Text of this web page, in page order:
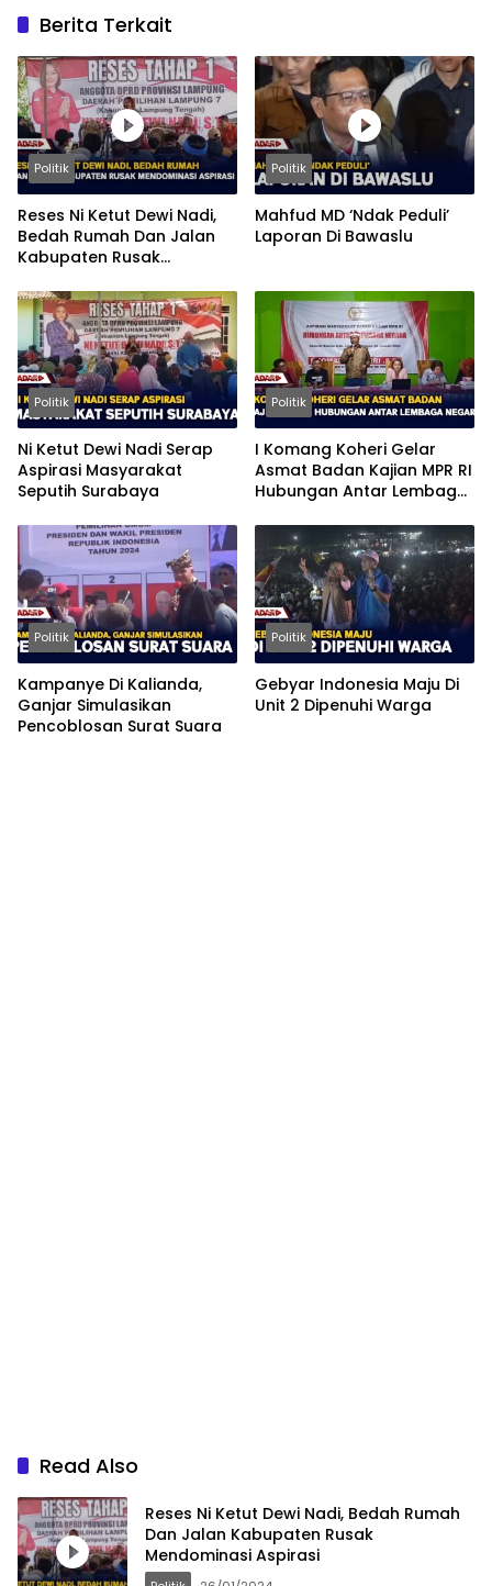
Berita Terkait
Politik
Reses Ni Ketut Dewi Nadi,
Bedah Rumah Dan Jalan
Kabupaten Rusak
Politik
Mahfud MD ‘Ndak Peduli’
Laporan Di Bawaslu
Politik
Ni Ketut Dewi Nadi Serap
Aspirasi Masyarakat
Seputih Surabaya
Politik
I Komang Koheri Gelar
Asmat Badan Kajian MPR RI
Hubungan Antar Lembaga
Politik
Kampanye Di Kalianda,
Ganjar Simulasikan
Pencoblosan Surat Suara
Politik
Gebyar Indonesia Maju Di
Unit 2 Dipenuhi Warga
Read Also
Reses Ni Ketut Dewi Nadi, Bedah Rumah
Dan Jalan Kabupaten Rusak
Mendominasi Aspirasi